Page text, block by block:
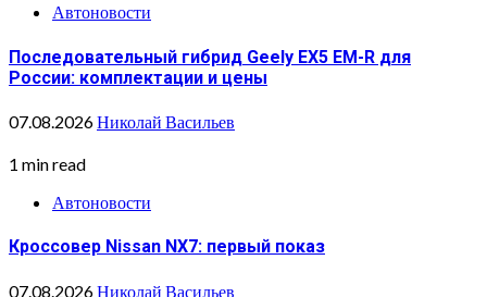
Автоновости
Последовательный гибрид Geely EX5 EM-R для
России: комплектации и цены
07.08.2026Николай Васильев
1 min read
Автоновости
Кроссовер Nissan NX7: первый показ
07.08.2026Николай Васильев